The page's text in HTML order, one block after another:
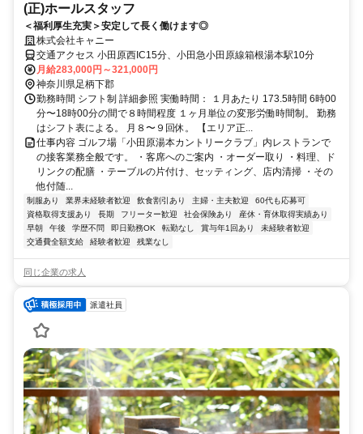
(正)ホールスタッフ
＜福利厚生充実＞安定して長く働けます◎
株式会社キャニー
交通アクセス 小田原西IC15分、小田急小田原線箱根湯本駅10分
月給283,000円～321,000円
神奈川県足柄下郡
勤務時間 シフト制 詳細参照 実働時間： １月あたり 173.5時間 6時00
分〜18時00分の間で８時間程度 １ヶ月単位の変形労働時間制。 勤務
はシフト表による。 ⽉８〜９回休。 【エリア正...
仕事内容 ゴルフ場「小田原湯本カントリークラブ」内レストランで
の接客業務全般です。 ・客席へのご案内 ・オーダー取り ・料理、ド
リンクの配膳 ・テーブルの片付け、セッティング、店内清掃 ・その
他付随...
制服あり 業界未経験者歓迎 飲食割引あり 主婦・主夫歓迎
60代も応募可
資格取得支援あり
長期 フリーター歓迎 社会保険あり
産休・育休取得実績あり
早朝
午後 学歴不問 即日勤務OK 転勤なし 賞与年1回あり
未経験者歓迎
交通費全額支給
経験者歓迎 残業なし
同じ企業の求人
派遣社員